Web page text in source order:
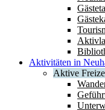
Aktivitäten in
Aktive